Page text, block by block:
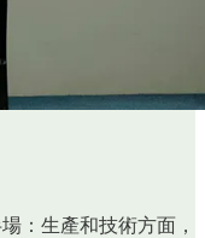
：生產和技術方面，